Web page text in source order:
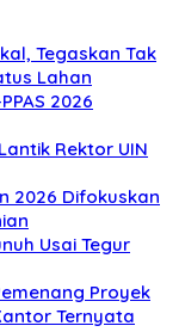
Tegaskan Tak
Lahan
2026
Rektor UIN
2026 Difokuskan
Usai Tegur
Proyek
Ternyata